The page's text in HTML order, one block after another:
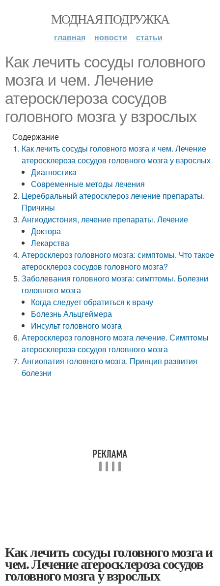
МОДНАЯ ПОДРУЖКА
главная новости статьи
Как лечить сосуды головного
мозга и чем. Лечение
атеросклероза сосудов
головного мозга у взрослых
Содержание
Как лечить сосуды головного мозга и чем. Лечение
атеросклероза сосудов головного мозга у взрослых
Диагностика
Современные методы лечения
Церебральный атеросклероз лечение препараты.
Причины
Ангиодистония, лечение препараты. Лечение
Доктора
Лекарства
Атеросклероз головного мозга: симптомы. Что такое
атеросклероз сосудов головного мозга?
Заболевания головного мозга: симптомы. Болезни
головного мозга
Когда следует обратиться к врачу
Болезнь Альцгеймера
Инсульт головного мозга
Атеросклероз головного мозга лечение. Симптомы
атеросклероза сосудов головного мозга
Ангиопатия головного мозга. Принцип развития
болезни
Как лечить сосуды головного мозга и
чем. Лечение атеросклероза сосудов
головного мозга у взрослых